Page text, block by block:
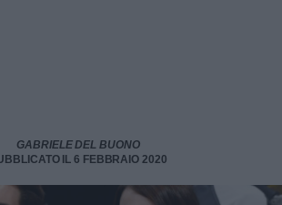
GABRIELE DEL BUONO
IL 6 FEBBRAIO 2020